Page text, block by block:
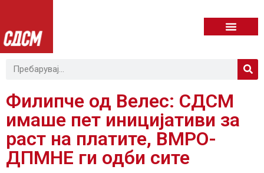
Филипче од Велес: СДСМ
имаше пет иницијативи за
раст на платите, ВМРО-
ДПМНЕ ги одби сите